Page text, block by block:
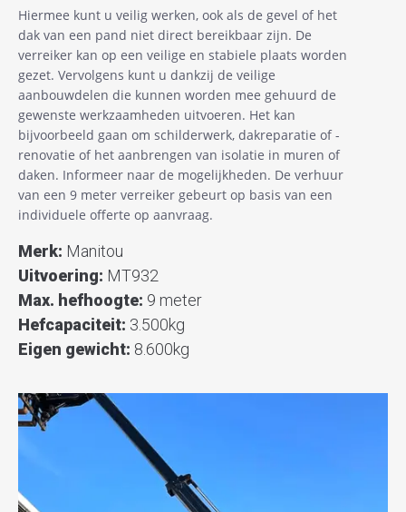
Hiermee kunt u veilig werken, ook als de gevel of het
dak van een pand niet direct bereikbaar zijn. De
verreiker kan op een veilige en stabiele plaats worden
gezet. Vervolgens kunt u dankzij de veilige
aanbouwdelen die kunnen worden mee gehuurd de
gewenste werkzaamheden uitvoeren. Het kan
bijvoorbeeld gaan om schilderwerk, dakreparatie of -
renovatie of het aanbrengen van isolatie in muren of
daken. Informeer naar de mogelijkheden. De verhuur
van een 9 meter verreiker gebeurt op basis van een
individuele offerte op aanvraag.
Merk: Manitou
Uitvoering: MT932
Max. hefhoogte: 9 meter
Hefcapaciteit: 3.500kg
Eigen gewicht: 8.600kg